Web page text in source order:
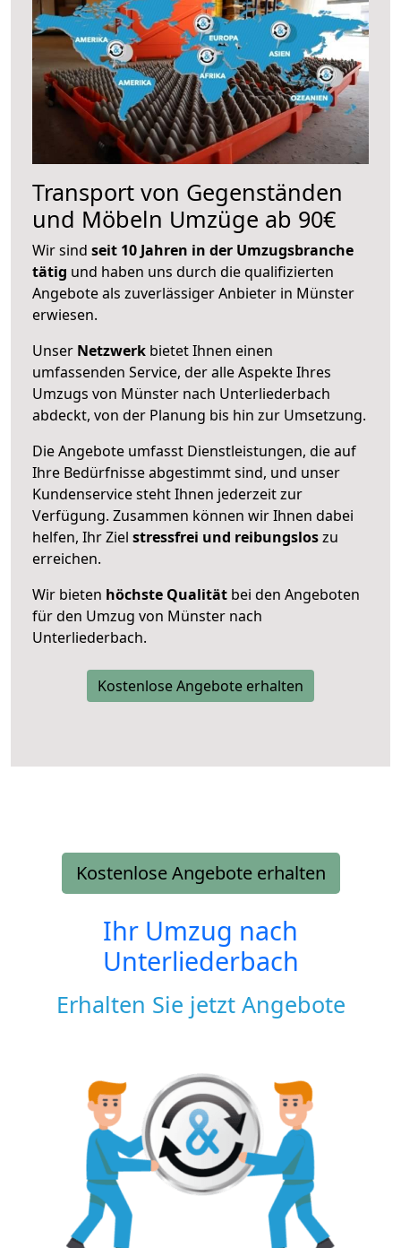
Transport von Gegenständen
und Möbeln Umzüge ab 90€
Wir sind seit 10 Jahren in der Umzugsbranche
tätig und haben uns durch die qualifizierten
Angebote als zuverlässiger Anbieter in Münster
erwiesen.
Unser Netzwerk bietet Ihnen einen
umfassenden Service, der alle Aspekte Ihres
Umzugs von Münster nach Unterliederbach
abdeckt, von der Planung bis hin zur Umsetzung.
Die Angebote umfasst Dienstleistungen, die auf
Ihre Bedürfnisse abgestimmt sind, und unser
Kundenservice steht Ihnen jederzeit zur
Verfügung. Zusammen können wir Ihnen dabei
helfen, Ihr Ziel stressfrei und reibungsloszu
erreichen.
Wir bieten höchste Qualität bei den Angeboten
für den Umzug von Münster nach
Unterliederbach.
Kostenlose Angebote erhalten
Kostenlose Angebote erhalten
Ihr Umzug nach
Unterliederbach
Erhalten Sie jetzt Angebote